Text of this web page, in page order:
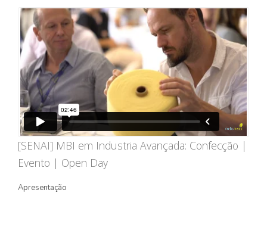
STORYTELLING
TURÍSTICO
EDIÇÃO / CAPTAÇÃO
DRONE
ONG/SOCIOAMBIENTAL
TV INTERNA/PAINEL
VÍDEOS ANIMADOS
[SENAI] MBI em Industria Avançada: Confecção |
Evento | Open Day
Apresentação